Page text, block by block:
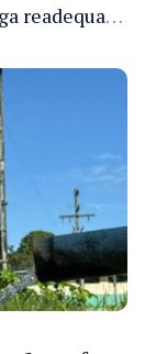
Governador Roberto Cidade entrega readequação do ambulatório da FCecon e amplia capacidade de atendimento oncológico em Manaus